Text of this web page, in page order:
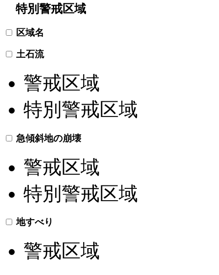
特別警戒区域
区域名
土石流
警戒区域
特別警戒区域
急傾斜地の崩壊
警戒区域
特別警戒区域
地すべり
警戒区域